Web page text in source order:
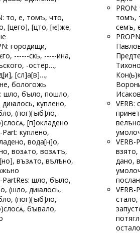
то, е, томъ, что,
[цего], [цто, [ѥ]же,
городищи,
------скь, -----ина,
-остер…,
[сл]а[в]…,
бологожь
шло, бꙑло, пошло,
куплено,
(пог)[ꙑб]ло,
слосѧ, [п]окладено
Part: куплено,
вода[н]о,
возѧто, возѧтъ,
възѧто, вѣлѣно,
PartRes: шло, бꙑло,
(шло, диꙗлось,
(пог)[ꙑб]ло,
слосѧ, бꙑвало,
томъ,
семъ,
VERB:
VERB-
дано,
VERB-